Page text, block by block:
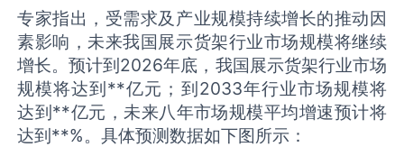
专家指出，受需求及产业规模持续增长的推动因
素影响，未来我国展示货架行业市场规模将继续
增长。预计到2026年底，我国展示货架行业市场
规模将达到**亿元；到2033年行业市场规模将
达到**亿元，未来八年市场规模平均增速预计将
达到**%。具体预测数据如下图所示：